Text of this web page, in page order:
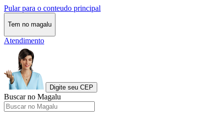
Pular para o conteudo principal
Tem no magalu
Atendimento
Digite seu CEP
Buscar no Magalu